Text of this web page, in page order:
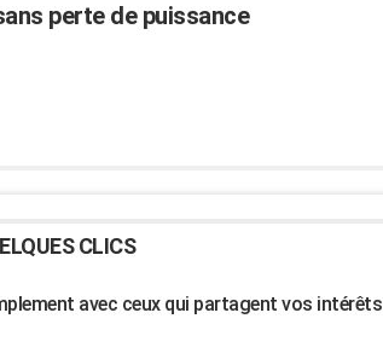
perte de puissance
CLICS
avec ceux qui partagent vos intérêts